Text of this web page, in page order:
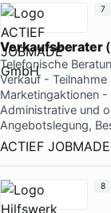
Verkaufsberater
Telefonische
Verkauf -
Marketingaktionen
Administrative und
Angebotslegung,
ACTIEF
7
8